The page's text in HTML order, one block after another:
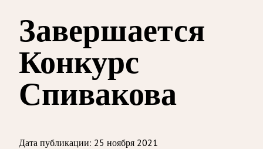
Завершается
Конкурс
Спивакова
Дата публикации: 25 ноября 2021